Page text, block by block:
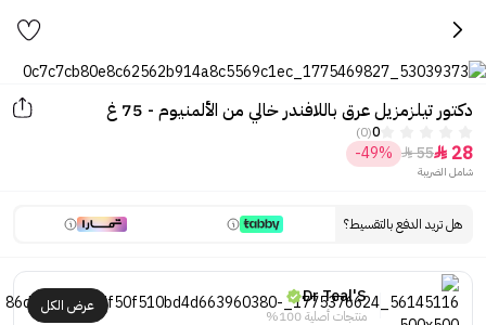
دكتور تيلزمزيل عرق باللافندر خالي من الألمنيوم - 75 غ
0
(0)
28

55

-49%
شامل الضريبة
هل تريد الدفع بالتقسيط؟
Dr Teal'S
منتجات أصلية 100%
عرض الكل